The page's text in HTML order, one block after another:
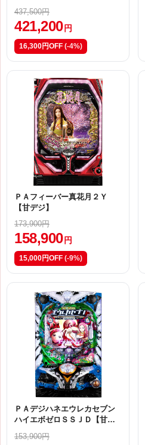
437,500円
421,200 円
16,300円OFF (-4%)
ＰＡフィーバー真花月２Ｙ
【甘デジ】
173,900円
158,900 円
15,000円OFF (-9%)
ＰＡデジハネエウレカセブン
ハイエボゼロＳＳＪＤ【甘デ
153,900円